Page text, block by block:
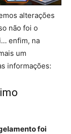
alterações
não foi o
enfim, na
um
informações:
foi